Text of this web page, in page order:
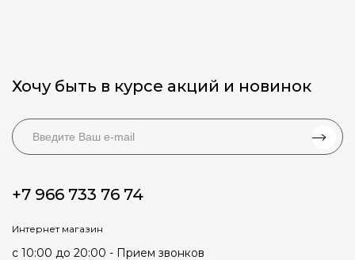
Хочу быть в курсе акций и новинок
+7 966 733 76 74
Интернет магазин
с 10:00 до 20:00 - Прием звонков